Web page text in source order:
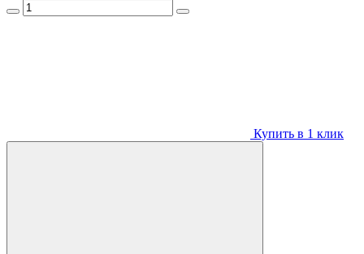
Купить в 1 клик